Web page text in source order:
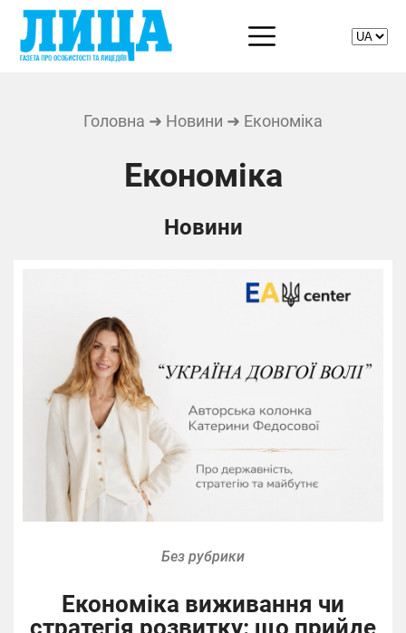
Головна ➜ Новини ➜ Економіка
Економіка
Новини
Без рубрики
Економіка виживання чи
стратегія розвитку: що прийде